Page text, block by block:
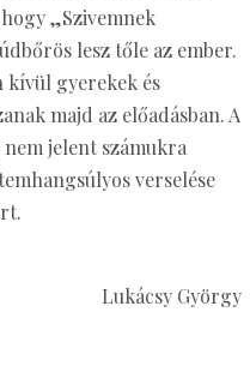
„Szivemnek
lesz tőle az ember.
kívül gyerekek és
majd az előadásban. A
jelent számukra
verselése
Lukácsy György